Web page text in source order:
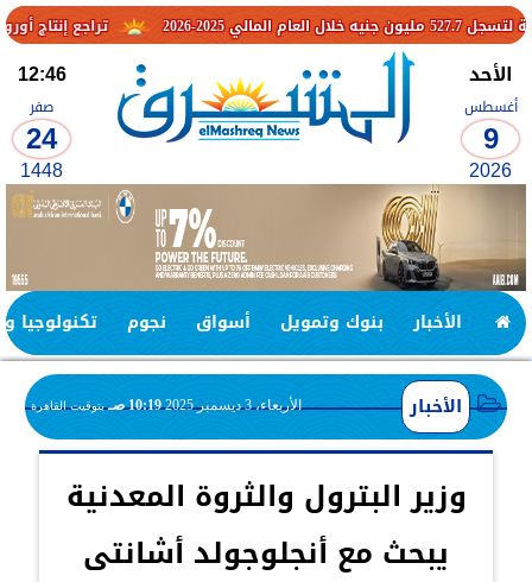
تراجع إنتاج أوروبا
الأحد
أغسطس
9
2026
12:46
صفر
24
1448
الأخبار بنوك وتمويل أسواق نجوم تكنولوجيا
الأخبار الأربعاء، 3 ديسمبر 2025 10:19 صـ بتوقيت القاهرة
وزير البترول والثروة المعدنية
يبحث مع أنجلوجولد أشانتى